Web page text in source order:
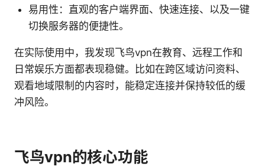
易用性：直观的客户端界面、快速连接、以及一键
切换服务器的便捷性。
在实际使用中，我发现飞鸟vpn在教育、远程工作和
日常娱乐方面都表现稳健。比如在跨区域访问资料、
观看地域限制的内容时，能稳定连接并保持较低的缓
冲风险。
飞鸟vpn的核心功能